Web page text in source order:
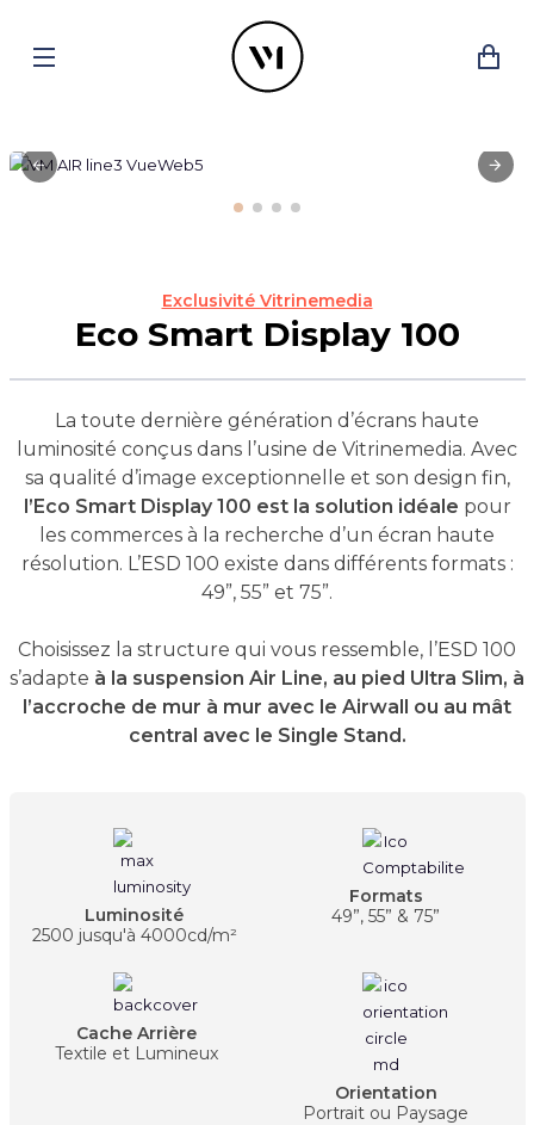
Exclusivité Vitrinemedia
Eco Smart Display 100
La toute dernière génération d’écrans haute
luminosité conçus dans l’usine de Vitrinemedia. Avec
sa qualité d’image exceptionnelle et son design fin,
l’Eco Smart Display 100 est la solution idéale pour
les commerces à la recherche d’un écran haute
résolution. L’ESD 100 existe dans différents formats :
49”, 55” et 75”.
Choisissez la structure qui vous ressemble, l’ESD 100
s’adapte à la suspension Air Line, au pied Ultra Slim, à
l’accroche de mur à mur avec le Airwall ou au mât
central avec le Single Stand.
Luminosité
2500 jusqu'à 4000cd/m²
Formats
49”, 55” & 75”
Cache Arrière
Textile et Lumineux
Orientation
Portrait ou Paysage